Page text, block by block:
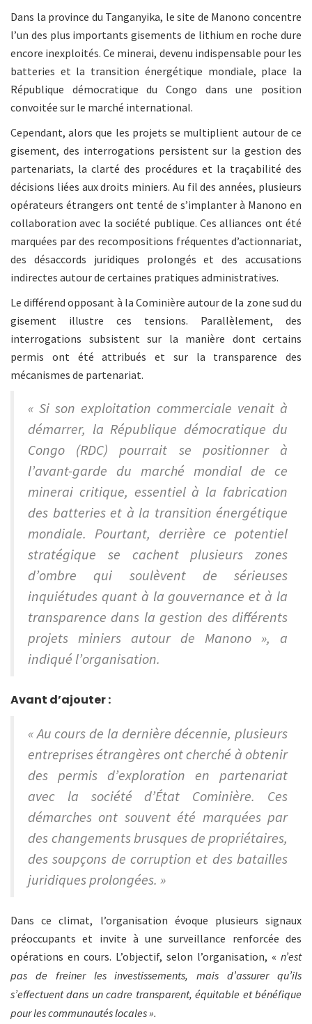
Dans la province du Tanganyika, le site de Manono concentre
l’un des plus importants gisements de lithium en roche dure
encore inexploités. Ce minerai, devenu indispensable pour les
batteries et la transition énergétique mondiale, place la
République démocratique du Congo dans une position
convoitée sur le marché international.
Cependant, alors que les projets se multiplient autour de ce
gisement, des interrogations persistent sur la gestion des
partenariats, la clarté des procédures et la traçabilité des
décisions liées aux droits miniers. Au fil des années, plusieurs
opérateurs étrangers ont tenté de s’implanter à Manono en
collaboration avec la société publique. Ces alliances ont été
marquées par des recompositions fréquentes d’actionnariat,
des désaccords juridiques prolongés et des accusations
indirectes autour de certaines pratiques administratives.
Le différend opposant à la Cominière autour de la zone sud du
gisement illustre ces tensions. Parallèlement, des
interrogations subsistent sur la manière dont certains
permis ont été attribués et sur la transparence des
mécanismes de partenariat.
« Si son exploitation commerciale venait à
démarrer, la République démocratique du
Congo (RDC) pourrait se positionner à
l’avant-garde du marché mondial de ce
minerai critique, essentiel à la fabrication
des batteries et à la transition énergétique
mondiale. Pourtant, derrière ce potentiel
stratégique se cachent plusieurs zones
d’ombre qui soulèvent de sérieuses
inquiétudes quant à la gouvernance et à la
transparence dans la gestion des différents
projets miniers autour de Manono », a
indiqué l’organisation.
Avant d’ajouter :
« Au cours de la dernière décennie, plusieurs
entreprises étrangères ont cherché à obtenir
des permis d’exploration en partenariat
avec la société d’État Cominière. Ces
démarches ont souvent été marquées par
des changements brusques de propriétaires,
des soupçons de corruption et des batailles
juridiques prolongées. »
Dans ce climat, l’organisation évoque plusieurs signaux
préoccupants et invite à une surveillance renforcée des
opérations en cours. L’objectif, selon l’organisation, « n’est
pas de freiner les investissements, mais d’assurer qu’ils
s’effectuent dans un cadre transparent, équitable et bénéfique
pour les communautés locales ».